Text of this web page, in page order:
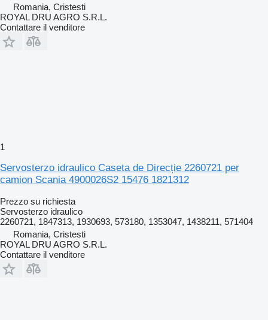
Romania, Cristesti
ROYAL DRU AGRO S.R.L.
Contattare il venditore
1
Servosterzo idraulico Caseta de Direcție 2260721 per
camion Scania 4900026S2 15476 1821312
Prezzo su richiesta
Servosterzo idraulico
2260721, 1847313, 1930693, 573180, 1353047, 1438211, 571404
Romania, Cristesti
ROYAL DRU AGRO S.R.L.
Contattare il venditore